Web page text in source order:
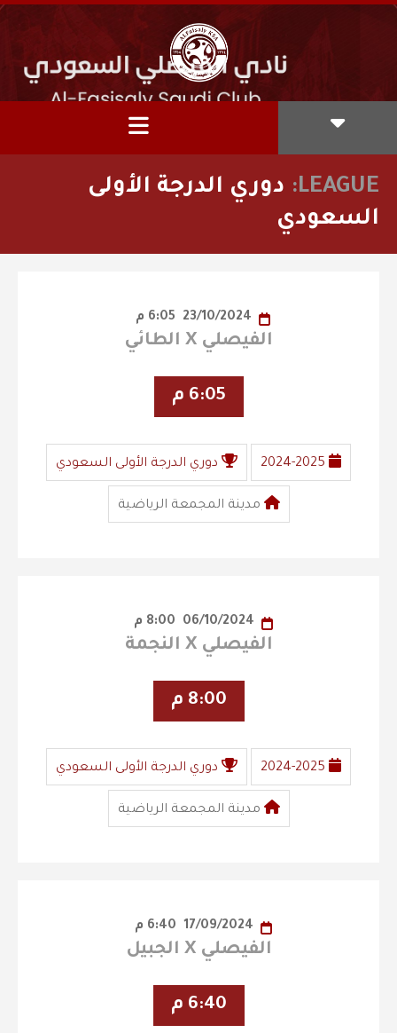
LEAGUE:
دوري الدرجة الأولى
السعودي
الفيصلي X الطائي
6:05 م
2024-2025 دوري الدرجة الأولى السعودي
مدينة المجمعة الرياضية
الفيصلي X النجمة
8:00 م
2024-2025 دوري الدرجة الأولى السعودي
مدينة المجمعة الرياضية
الفيصلي X الجبيل
6:40 م